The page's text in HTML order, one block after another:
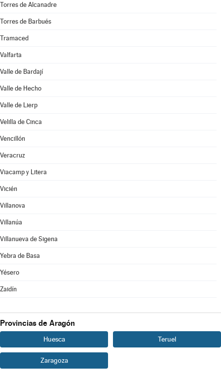
Torres de Alcanadre
Torres de Barbués
Tramaced
Valfarta
Valle de Bardají
Valle de Hecho
Valle de Lierp
Velilla de Cinca
Vencillón
Veracruz
Viacamp y Litera
Vicién
Villanova
Villanúa
Villanueva de Sigena
Yebra de Basa
Yésero
Zaidín
Provincias de Aragón
Huesca Teruel
Zaragoza